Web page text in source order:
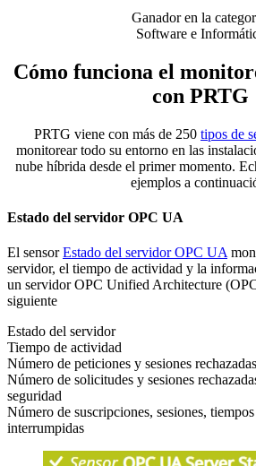
Ganador en la
Software e
Cómo funciona el
con PRTG
PRTG viene con más de 250 tipos de
monitorear todo su entorno en las
nube híbrida desde el primer momento.
ejemplos a
Estado del servidor OPC UA
El sensorEstado del servidor OPC UA
servidor, el tiempo de actividad y la
un servidor OPC Unified Architecture
siguiente
Estado del servidor
Tiempo de actividad
Número de peticiones y sesiones rechazadas
Número de solicitudes y sesiones
seguridad
Número de suscripciones, sesiones,
interrumpidas